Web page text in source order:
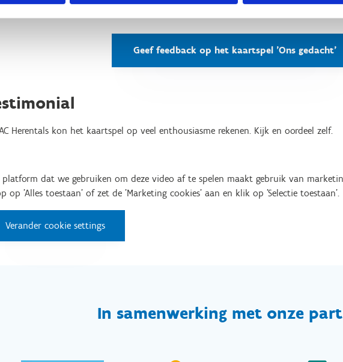
hebben ontvangen van ons via mail een oorkonde als bewijs dat je de
Geef feedback op het kaartspel 'Ons gedacht'
Herentals kon het kaartspel op veel enthousiasme rekenen. Kijk en oordeel zelf.
platform dat we gebruiken om deze video af te spelen maakt gebruik van
op 'Alles toestaan' of zet de 'Marketing cookies' aan en klik op 'Selectie toestaan'.
Verander cookie settings
In samenwerking met onze